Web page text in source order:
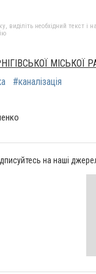
необхідний текст і
МІСЬКОЇ
#каналізація
на наші